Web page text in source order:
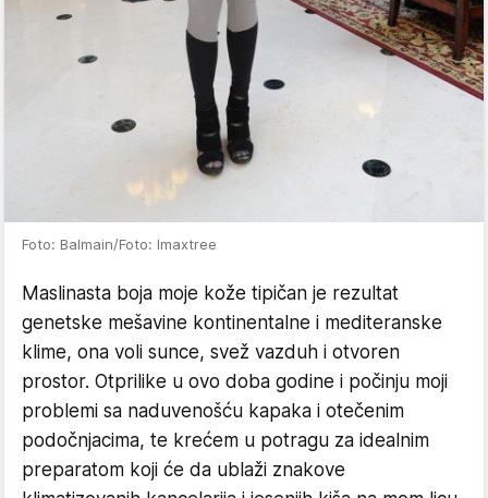
Foto: Balmain/Foto: Imaxtree
Maslinasta boja moje kože tipičan je rezultat
genetske mešavine kontinentalne i mediteranske
klime, ona voli sunce, svež vazduh i otvoren
prostor. Otprilike u ovo doba godine i počinju moji
problemi sa naduvenošću kapaka i otečenim
podočnjacima, te krećem u potragu za idealnim
preparatom koji će da ublaži znakove